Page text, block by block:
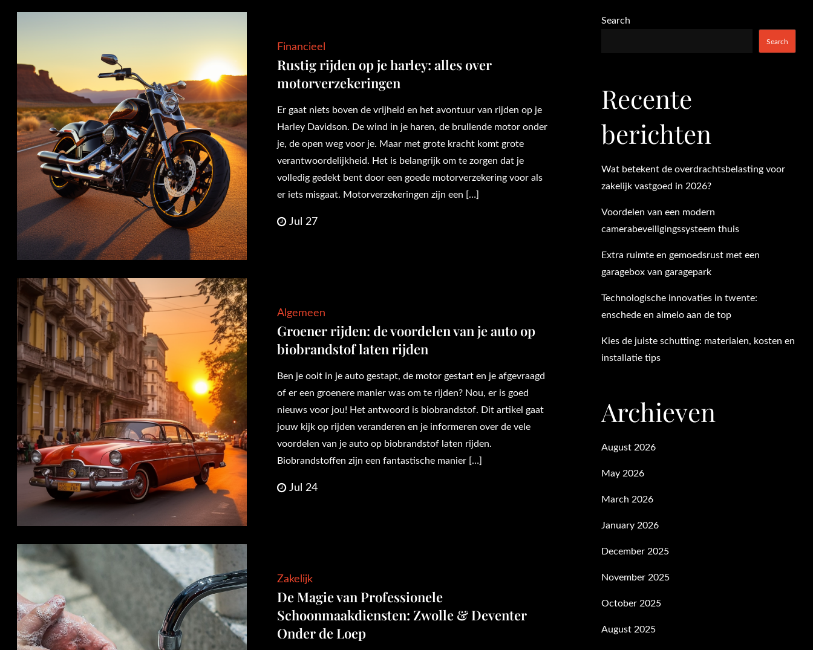
Financieel
Rustig rijden op je harley: alles over
motorverzekeringen
Er gaat niets boven de vrijheid en het avontuur van rijden op je
Harley Davidson. De wind in je haren, de brullende motor onder
je, de open weg voor je. Maar met grote kracht komt grote
verantwoordelijkheid. Het is belangrijk om te zorgen dat je
volledig gedekt bent door een goede motorverzekering voor als
er iets misgaat. Motorverzekeringen zijn een […]
Jul 27
Algemeen
Groener rijden: de voordelen van je auto op
biobrandstof laten rijden
Ben je ooit in je auto gestapt, de motor gestart en je afgevraagd
of er een groenere manier was om te rijden? Nou, er is goed
nieuws voor jou! Het antwoord is biobrandstof. Dit artikel gaat
jouw kijk op rijden veranderen en je informeren over de vele
voordelen van je auto op biobrandstof laten rijden.
Biobrandstoffen zijn een fantastische manier […]
Jul 24
Zakelijk
De Magie van Professionele
Schoonmaakdiensten: Zwolle & Deventer
Onder de Loep
Search
Search
Recente
berichten
Wat betekent de overdrachtsbelasting voor
zakelijk vastgoed in 2026?
Voordelen van een modern
camerabeveiligingssysteem thuis
Extra ruimte en gemoedsrust met een
garagebox van garagepark
Technologische innovaties in twente:
enschede en almelo aan de top
Kies de juiste schutting: materialen, kosten en
installatie tips
Archieven
August 2026
May 2026
March 2026
January 2026
December 2025
November 2025
October 2025
August 2025